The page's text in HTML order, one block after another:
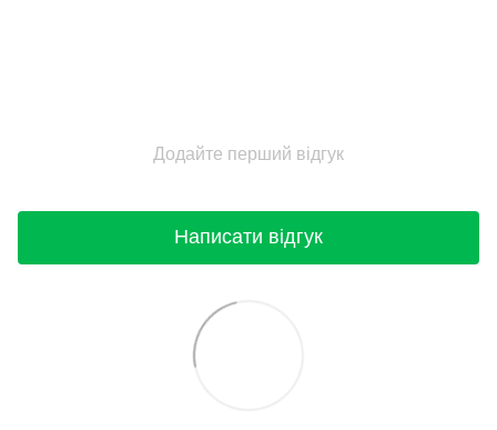
Додайте перший відгук
Написати відгук